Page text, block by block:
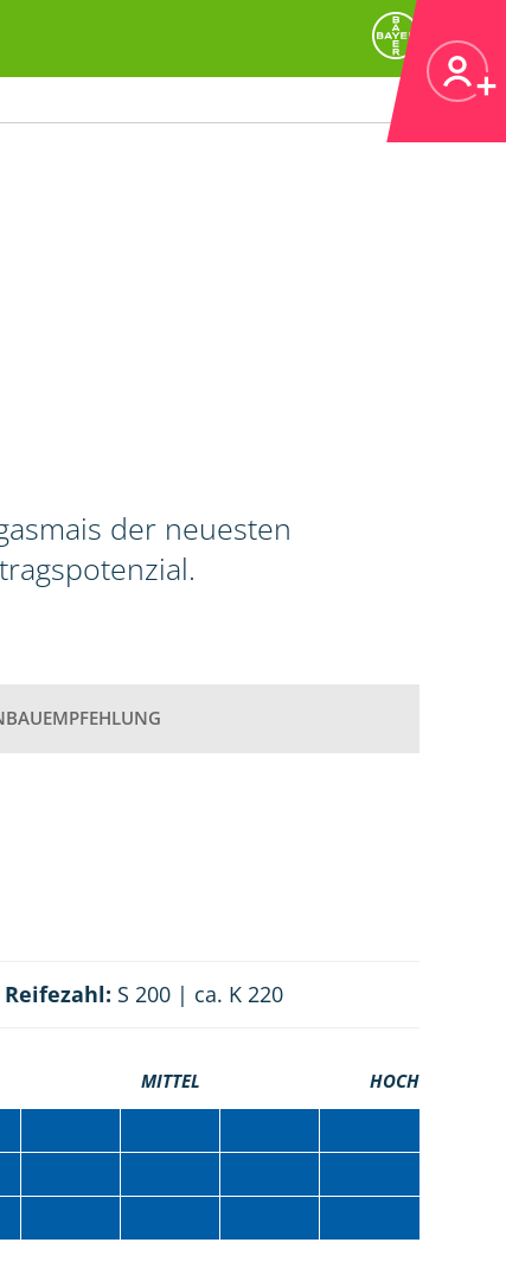
der neuesten
Reifezahl: S 200 | ca. K 220
MITTEL HOCH